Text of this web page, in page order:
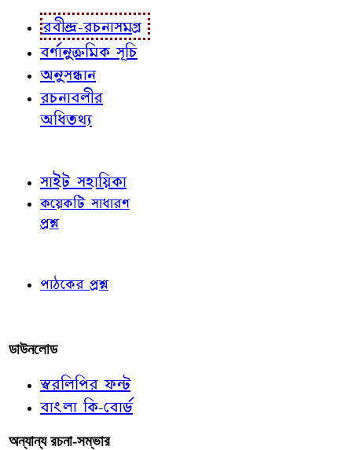
রবীন্দ্র-রচনাসমগ্র
বর্ণানুক্রমিক সূচি
অনুসন্ধান
রচনাবলীর
অধিতথ্য
সাইট সহায়িকা
কয়েকটি সাধারণ
প্রশ্ন
পাঠকের প্রশ্ন
ডাউনলোড
স্বরলিপির ফন্ট
বাংলা কি-বোর্ড
অন্যান্য রচনা-সম্ভার